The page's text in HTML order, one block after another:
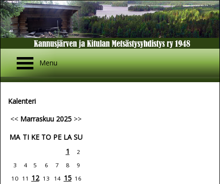
Menu
Kalenteri
<< Marraskuu 2025 >>
MA TI KE TO PE LA SU
1
2
3
4 5 6 7 8
9
10 11 12 13 14 15 16